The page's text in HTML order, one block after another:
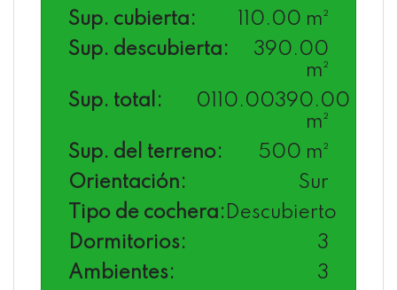
Sup. cubierta:
110.00 m²
Sup. descubierta:
390.00
m²
Sup. total:
0110.00390.00
m²
Sup. del terreno:
500 m²
Orientación:
Sur
Tipo de cochera: Descubierto
Dormitorios:
3
Ambientes:
3